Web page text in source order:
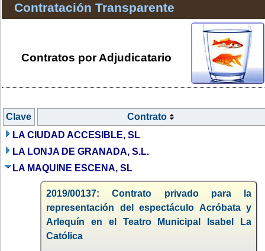
Contratación Transparente
Contratos por Adjudicatario
Clave
Contrato
LA CIUDAD ACCESIBLE, SL
LA LONJA DE GRANADA, S.L.
LA MAQUINE ESCENA, SL
2019/00137: Contrato privado para la
representación del espectáculo Acróbata y
Arlequín en el Teatro Municipal Isabel La
Católica